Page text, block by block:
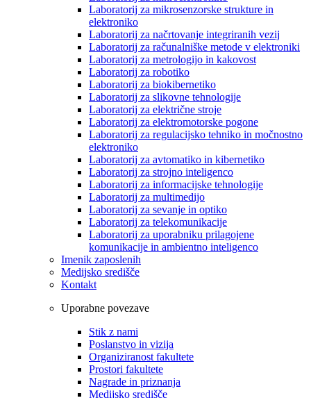
Laboratorij za mikrosenzorske strukture in
elektroniko
Laboratorij za načrtovanje integriranih vezij
Laboratorij za računalniške metode v elektroniki
Laboratorij za metrologijo in kakovost
Laboratorij za robotiko
Laboratorij za biokibernetiko
Laboratorij za slikovne tehnologije
Laboratorij za električne stroje
Laboratorij za elektromotorske pogone
Laboratorij za regulacijsko tehniko in močnostno
elektroniko
Laboratorij za avtomatiko in kibernetiko
Laboratorij za strojno inteligenco
Laboratorij za informacijske tehnologije
Laboratorij za multimedijo
Laboratorij za sevanje in optiko
Laboratorij za telekomunikacije
Laboratorij za uporabniku prilagojene
komunikacije in ambientno inteligenco
Imenik zaposlenih
Medijsko središče
Kontakt
Uporabne povezave
Stik z nami
Poslanstvo in vizija
Organiziranost fakultete
Prostori fakultete
Nagrade in priznanja
Medijsko središče